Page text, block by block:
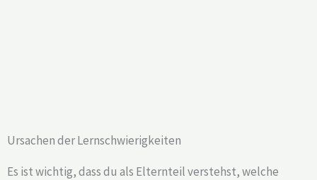
Ursachen der Lernschwierigkeiten
Es ist wichtig, dass du als Elternteil verstehst, welche